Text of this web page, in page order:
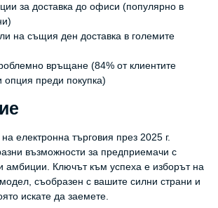
за доставка до офиси (популярно в
на същия ден доставка в големите
връщане (84% от клиентите
опция преди покупка)
електронна търговия през 2025 г.
възможности за предприемачи с
амбиции. Ключът към успеха е изборът на
съобразен с вашите силни страни и
искате да заемете.